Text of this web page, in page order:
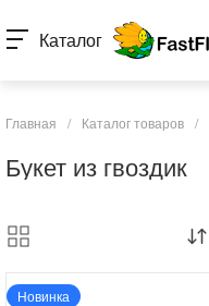
Каталог
Главная / Каталог товаров /
Букет из гвоздик
Новинка